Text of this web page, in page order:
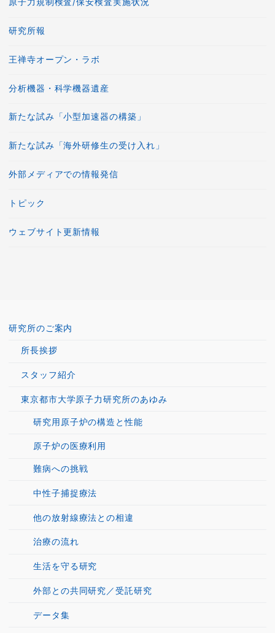
研究所報
王禅寺オープン・ラボ
分析機器・科学機器遺産
新たな試み「小型加速器の構築」
新たな試み「海外研修生の受け入れ」
外部メディアでの情報発信
トピック
ウェブサイト更新情報
研究所のご案内
所長挨拶
スタッフ紹介
東京都市大学原子力研究所のあゆみ
研究用原子炉の構造と性能
原子炉の医療利用
難病への挑戦
中性子捕捉療法
他の放射線療法との相違
治療の流れ
生活を守る研究
外部との共同研究／受託研究
データ集